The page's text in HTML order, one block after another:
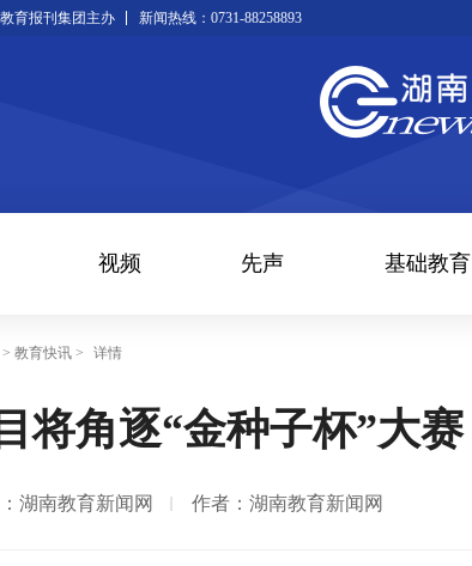
育报刊集团主办 新闻热线：0731-88258893
视频 先声 基础教育
> 教育快讯 > 详情
将角逐“金种子杯”大赛
湖南教育新闻网 作者：湖南教育新闻网